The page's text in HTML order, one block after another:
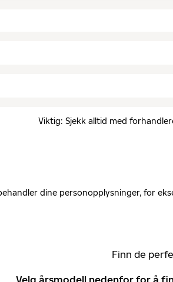
Viktig: Sjekk alltid med
dine personopplysninger, for
Finn de
Velg årsmodell nedenfor for å